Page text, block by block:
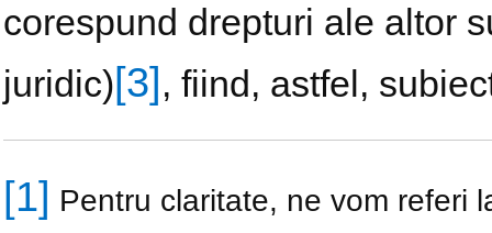
corespund drepturi ale altor
juridic)[3] , fiind, astfel,
[1] Pentru claritate, ne vom referi